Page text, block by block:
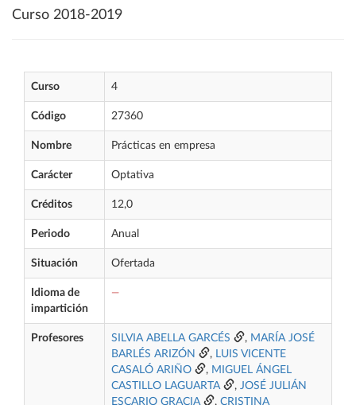
Curso 2018-2019
Curso 4
Código 27360
Nombre Prácticas en empresa
Carácter Optativa
Créditos 12,0
Periodo Anual
Situación Ofertada
Idioma de
impartición
—
Profesores SILVIA ABELLA GARCÉS , MARÍA JOSÉ
BARLÉS ARIZÓN
, LUIS VICENTE
CASALÓ ARIÑO
, MIGUEL ÁNGEL
CASTILLO LAGUARTA
, JOSÉ JULIÁN
ESCARIO GRACIA
, CRISTINA